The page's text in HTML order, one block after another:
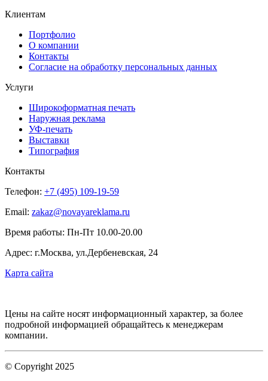
Клиентам
Портфолио
О компании
Контакты
Согласие на обработку персональных данных
Услуги
Широкоформатная печать
Наружная реклама
УФ-печать
Выставки
Типография
Контакты
Телефон: +7 (495) 109-19-59
Email: zakaz@novayareklama.ru
Время работы: Пн-Пт 10.00-20.00
Адрес: г.Москва, ул.Дербеневская, 24
Карта сайта
Цены на сайте носят информационный характер, за более
подробной информацией обращайтесь к менеджерам
компании.
© Copyright 2025